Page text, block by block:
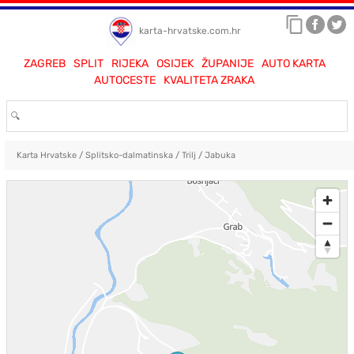
karta-hrvatske.com.hr
ZAGREB SPLIT RIJEKA OSIJEK ŽUPANIJE
AUTO KARTA
AUTOCESTE
KVALITETA ZRAKA
Karta Hrvatske/ Splitsko-dalmatinska/ Trilj / Jabuka